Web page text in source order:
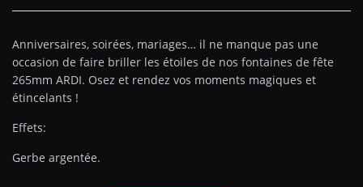
Anniversaires, soirées, mariages… il ne manque pas une
occasion de faire briller les étoiles de nos fontaines de fête
265mm ARDI. Osez et rendez vos moments magiques et
étincelants !
Effets:
Gerbe argentée.